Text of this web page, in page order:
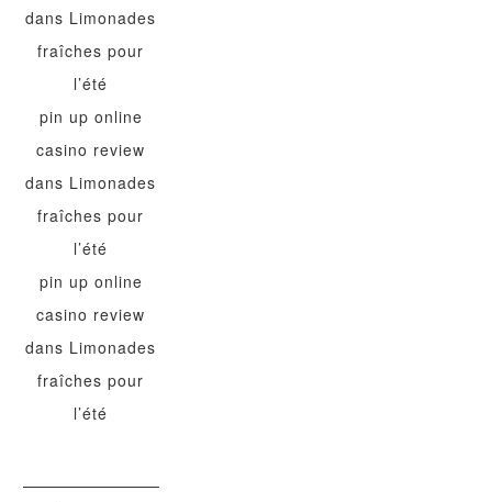
dans Limonades
fraîches pour
l’été
pin up online
casino review
dans Limonades
fraîches pour
l’été
pin up online
casino review
dans Limonades
fraîches pour
l’été